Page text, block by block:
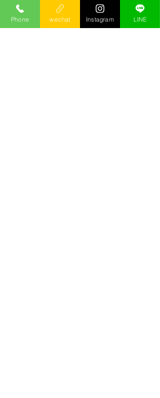
2026酒店上班完整指南｜工作
Phone wechat Instagram LINE